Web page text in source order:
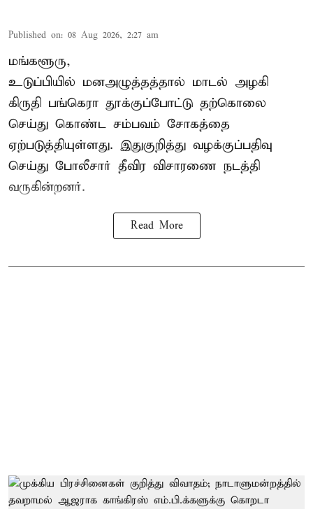
Published on: 08 Aug 2026, 2:27 am
மங்களூரு,
உடுப்பியில் மனஅழுத்தத்தால் மாடல் அழகி
கிருதி பங்கெரா தூக்குப்போட்டு தற்கொலை
செய்து கொண்ட சம்பவம் சோகத்தை
ஏற்படுத்தியுள்ளது. இதுகுறித்து வழக்குப்பதிவு
செய்து போலீசார் தீவிர விசாரணை நடத்தி
வருகின்றனர்.
Read More